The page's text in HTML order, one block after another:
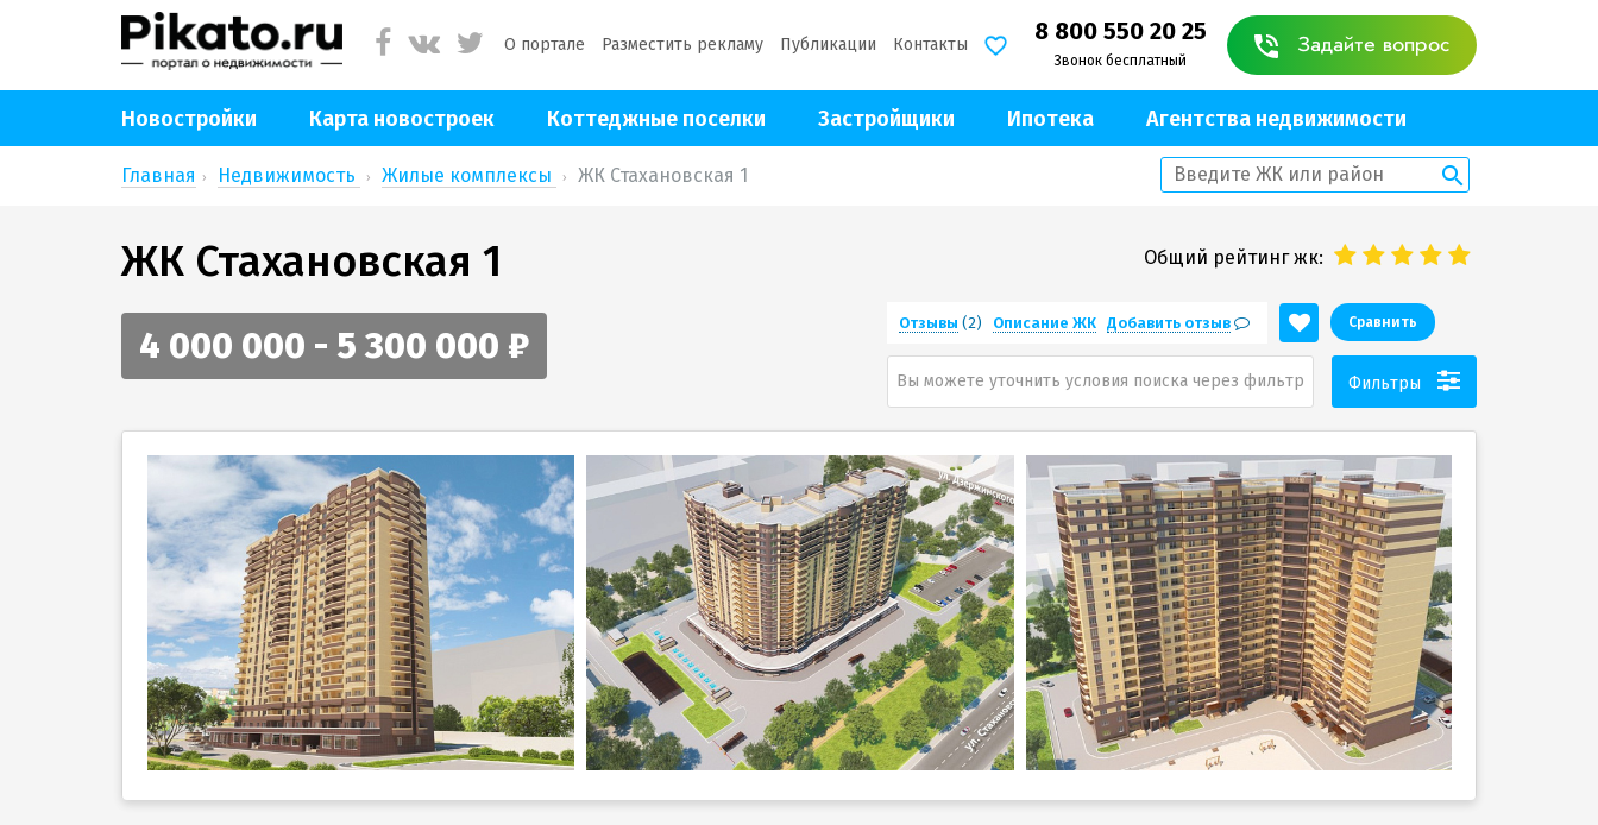
О портале Разместить рекламу Публикации Контакты 8 800 550 20 25
Звонок бесплатный
Задайте вопрос
Новостройки Карта новостроек Коттеджные поселки Застройщики Ипотека Агентства недвижимости
Главная Недвижимость Жилые комплексы ЖК Стахановская 1
ЖК Стахановская 1
4 000 000 - 5 300 000 ₽
Общий рейтинг жк:
Отзывы (2) Описание ЖК Добавить отзыв Сравнить
Вы можете уточнить условия поиска через фильтр Фильтры